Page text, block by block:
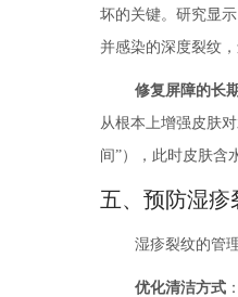
坏的关键。研究显
并感染的深度裂纹
修复屏障的长
从根本上增强皮肤
间”），此时皮肤含
五、预防湿疹
湿疹裂纹的管
优化清洁方式